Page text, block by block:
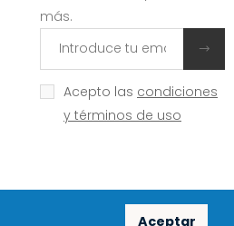
Aceptar
más.
Acepto las condiciones
y términos de uso